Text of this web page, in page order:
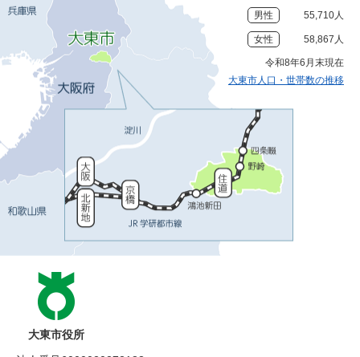
男性 55,710人
女性 58,867人
令和8年6月末現在
大東市人口・世帯数の推移
大東市役所